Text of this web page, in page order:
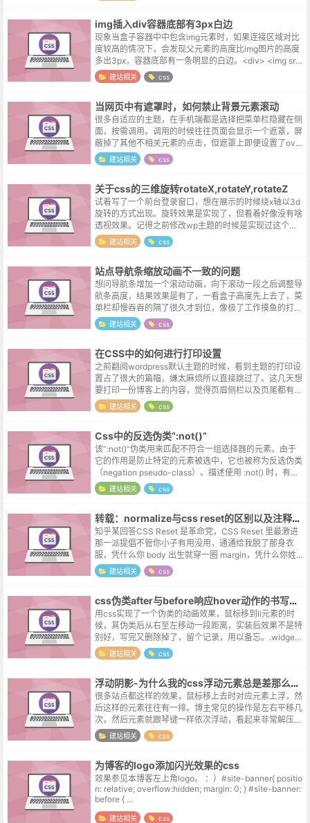
img插入div容器底部有3px白边
现象当盒子容器中中包含img元素时，如果连接区域对比
度较高的情况下，会发现父元素的高度比img图片的高度
多出3px，容器底部有一条明显的白边。<div> <img src
=" "> ...
建站相关 css
当网页中有遮罩时，如何禁止背景元素滚动
很多自适应的主题，在手机端都是选择把菜单栏隐藏在侧
面，按需调用。调用的时候往往页面会显示一个遮罩，屏
蔽掉了其他不相关元素的点击，但遮罩上即便设置了over
flow属性，也无法阻挡背景body自由翻滚的热情。这个
时候可以考虑给body临...
建站相关 css
关于css的三维旋转rotateX,rotateY,rotateZ
试着写了一个前台登录窗口，想在展示的时候绕x轴以3d
旋转的方式出现。旋转效果是实现了，但看着好像没有啥
透视效果。记得之前修改wp主题的时候是实现过这个效
果的，当真是学如逆水行舟，不进则退...退...退...测试了
几个百度搜索到的代码...
建站相关 css
站点导航条缩放动画不一致的问题
想问导航条增加一个滚动动画，向下滚动一段之后调整导
航条高度，结果效果是有了，一看盒子高度先上去了，菜
单栏却慢吞吞的隔了很久才到位，像极了工作摸鱼的打工
人，盲目的调整了很久，最后发现是各部件动画持续时间
不一致的问题。同一个模块中的零件，...
建站相关 css
在CSS中的如何进行打印设置
之前翻阅wordpress默认主题的时候，看到主题的打印设
置占了很大的篇幅，嫌太麻烦所以直接跳过了。这几天想
要打印一份博客上的内容，觉得页眉侧栏以及页尾都有点
多余，只需要打印博文部分的内容就可以了。于是只能重
新去学习关于打印的语法，发...
建站相关 css
Css中的反选伪类“:not()”
该“:not()”伪类用来匹配不符合一组选择器的元素。由于
它的作用是防止特定的元素被选中，它也被称为反选伪类
（negation pseudo-class）。描述使用 :not() 时，有几
种不寻常的效果和结果需要注意：可以使用此伪类编...
建站相关 css
转载：normalize与css reset的区别以及注释的翻译
知乎某回答CSS Reset 是革命党，CSS Reset 里最激进
那一派提倡不管你小子有用没用，通通给我脱了那身衣
服，凭什么你 body 出生就穿一圈 margin，凭什么你姓 h
的比别人吃得胖，凭什么你 ul 戴一胳膊珠子。于是...
建站相关 css
css伪类after与before响应hover动作的书写格式
用css实现了一个伪类的动画效果，鼠标移到li元素的时
候，其伪类后从右至左移动一段距离，实装后效果不是特
别好，写完又删除掉了，留个记录，用以备忘。.widget-
archive li{ position: relative; ...
建站相关 css
浮动阴影-为什么我的css浮动元素总是差那么点意思
很多站点都这样的效果，鼠标移上去时对应元素上浮，然
后这样的元素往往有一排。博主常见的操作是左右平移几
次，然后元素就跟琴键一样依次浮动，看起来非常解压。
虽然这个效果有个小小的bug，将鼠标停留在浮动起点与
终点的一小块区域，会导致重复触发...
建站相关 css
为博客的logo添加闪光效果的css
效果参见本博客左上角logo。 ：）#site-banner{ positio
n: relative; overflow:hidden; margin: 0; } #site-banner:
before { ...
建站相关 css